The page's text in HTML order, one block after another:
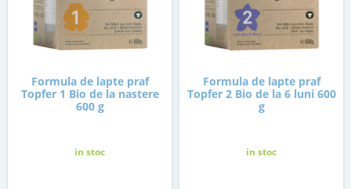
Formula de lapte praf
Topfer 1 Bio de la nastere
600 g
in stoc
Formula de lapte praf
Topfer 2 Bio de la 6 luni 600
g
in stoc